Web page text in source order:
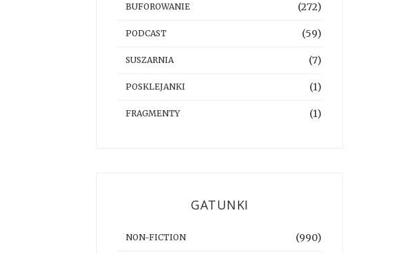
BUFOROWANIE (272)
PODCAST (59)
SUSZARNIA (7)
POSKLEJANKI (1)
FRAGMENTY (1)
GATUNKI
NON-FICTION (990)